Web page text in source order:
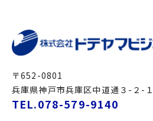
〒652-0801
兵庫県神戸市兵庫区中道通３-２-
TEL.078-579-9140